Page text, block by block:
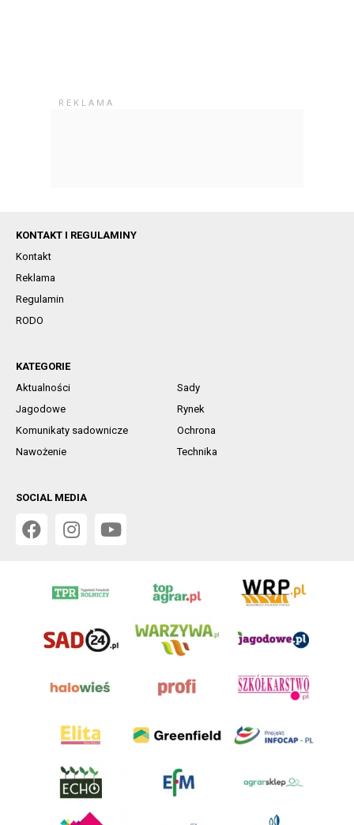
KONTAKT I REGULAMINY
Kontakt
Reklama
Regulamin
RODO
KATEGORIE
Aktualności
Sady
Jagodowe
Rynek
Komunikaty sadownicze
Ochrona
Nawożenie
Technika
SOCIAL MEDIA